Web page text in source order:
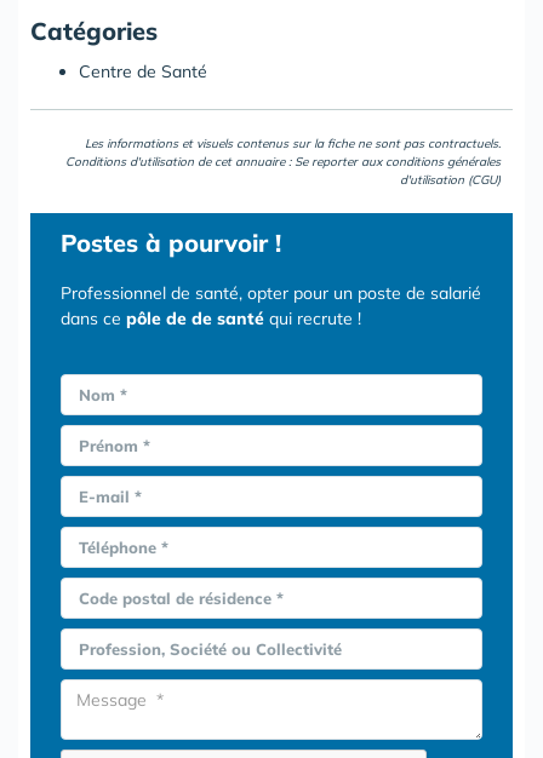
Catégories
Centre de Santé
Les informations et visuels contenus sur la fiche ne sont pas contractuels.
Conditions d'utilisation de cet annuaire : Se reporter aux conditions générales
d'utilisation (CGU)
Postes à pourvoir !
Professionnel de santé, opter pour un poste de salarié
dans ce pôle de de santé qui recrute !
Nom *
Prénom *
E-mail *
Téléphone *
Code postal de résidence *
Profession, Société ou Collectivité